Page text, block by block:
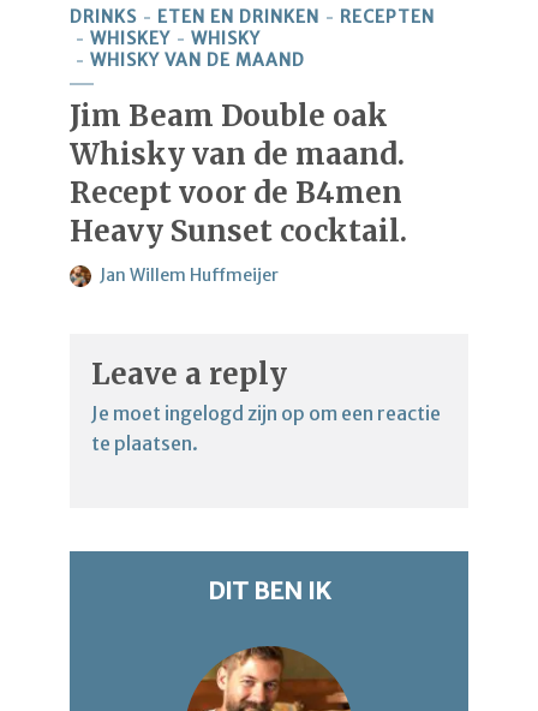
DRINKS ETEN EN DRINKEN
RECEPTEN
WHISKEY
WHISKY
WHISKY VAN DE MAAND
Jim Beam Double oak
Whisky van de maand.
Recept voor de B4men
Heavy Sunset cocktail.
Jan Willem Huffmeijer
Leave a reply
Je moet ingelogd zijn op om een reactie
te plaatsen.
DIT BEN IK